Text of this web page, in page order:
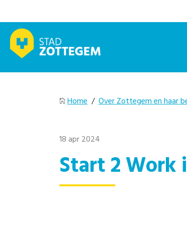
Home / Over Zottegem en haar
18 apr 2024
Start 2 Work